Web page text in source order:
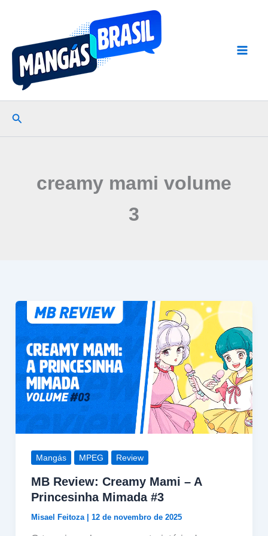
conteúdo
Pesquisar
creamy mami volume
3
Mangás MPEG Review
MB Review: Creamy Mami – A
Princesinha Mimada #3
Misael Feitoza 12 de novembro de 2025